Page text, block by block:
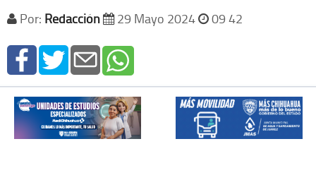
Por: Redacción 29 Mayo 2024 09 42